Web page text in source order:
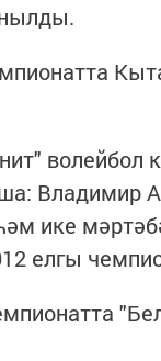
Владимир
ике
елгы